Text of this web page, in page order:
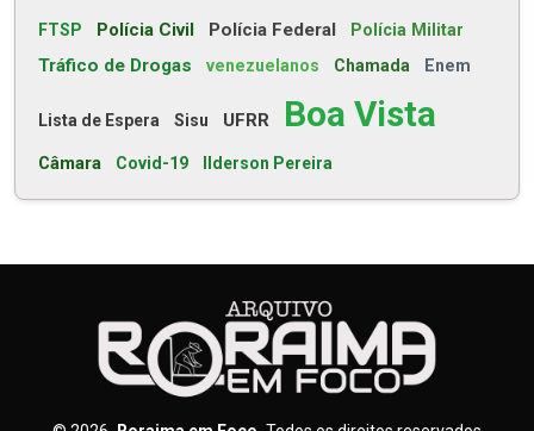
FTSP Polícia Civil Polícia Federal Polícia Militar
Tráfico de Drogas venezuelanos Chamada Enem
Lista de Espera Sisu UFRR Boa Vista
Câmara Covid-19 Ilderson Pereira